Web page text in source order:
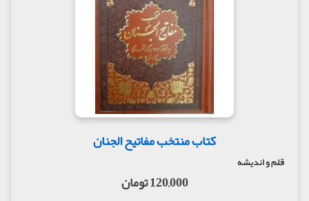
کتاب منتخب مفاتیح الجنان
قلم و اندیشه
120,000 تومان